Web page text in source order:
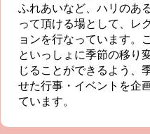
ふれあいなど、ハリのあ
って頂ける場として、レ
ョンを行なっています。
といっしょに季節の移り
じることができるよう、
せた行事・イベントを企
ています。